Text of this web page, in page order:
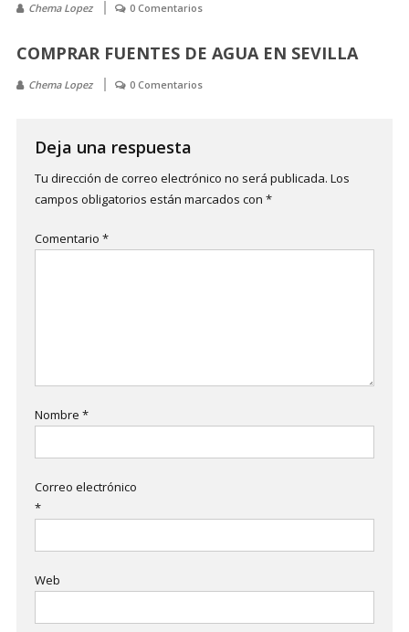
Chema Lopez 0 Comentarios
COMPRAR FUENTES DE AGUA EN SEVILLA
Chema Lopez 0 Comentarios
Deja una respuesta
Tu dirección de correo electrónico no será publicada. Los
campos obligatorios están marcados con *
Comentario *
Nombre *
Correo electrónico
*
Web